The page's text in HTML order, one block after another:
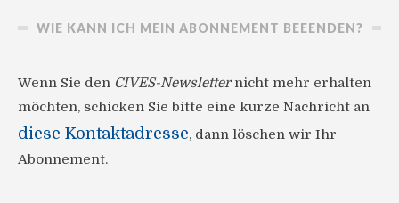
WIE KANN ICH MEIN ABONNEMENT BEEENDEN?
Wenn Sie den CIVES-Newsletternicht mehr erhalten
möchten, schicken Sie bitte eine kurze Nachricht an
diese Kontaktadresse, dann löschen wir Ihr
Abonnement.